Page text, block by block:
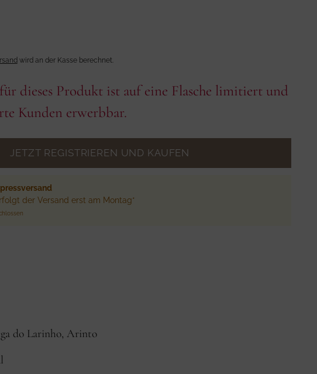
wird an der Kasse berechnet.
dieses Produkt ist auf eine Flasche limitiert und
Kunden erwerbbar.
JETZT REGISTRIEREN UND KAUFEN
der Versand erst am Montag*
do Larinho, Arinto